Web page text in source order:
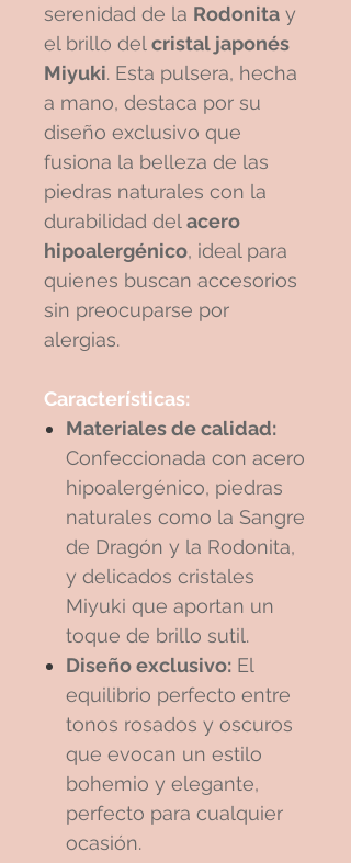
serenidad de la Rodonita y
el brillo del cristal japonés
Miyuki. Esta pulsera, hecha
a mano, destaca por su
diseño exclusivo que
fusiona la belleza de las
piedras naturales con la
durabilidad del acero
hipoalergénico, ideal para
quienes buscan accesorios
sin preocuparse por
alergias.
Características:
Materiales de calidad:
Confeccionada con acero
hipoalergénico, piedras
naturales como la Sangre
de Dragón y la Rodonita,
y delicados cristales
Miyuki que aportan un
toque de brillo sutil.
Diseño exclusivo: El
equilibrio perfecto entre
tonos rosados y oscuros
que evocan un estilo
bohemio y elegante,
perfecto para cualquier
ocasión.